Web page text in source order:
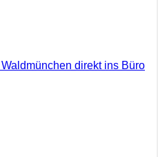
direkt ins Büro